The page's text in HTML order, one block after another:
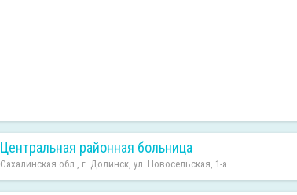
Центральная районная больница
Сахалинская обл., г. Долинск, ул. Новосельская, 1-а